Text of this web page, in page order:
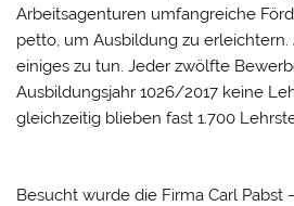
Arbeitsagenturen umfangreiche
petto, um Ausbildung zu
einiges zu tun. Jeder zwölfte
Ausbildungsjahr 1026/2017 keine
gleichzeitig blieben fast 1.700
Besucht wurde die Firma Carl Pabst